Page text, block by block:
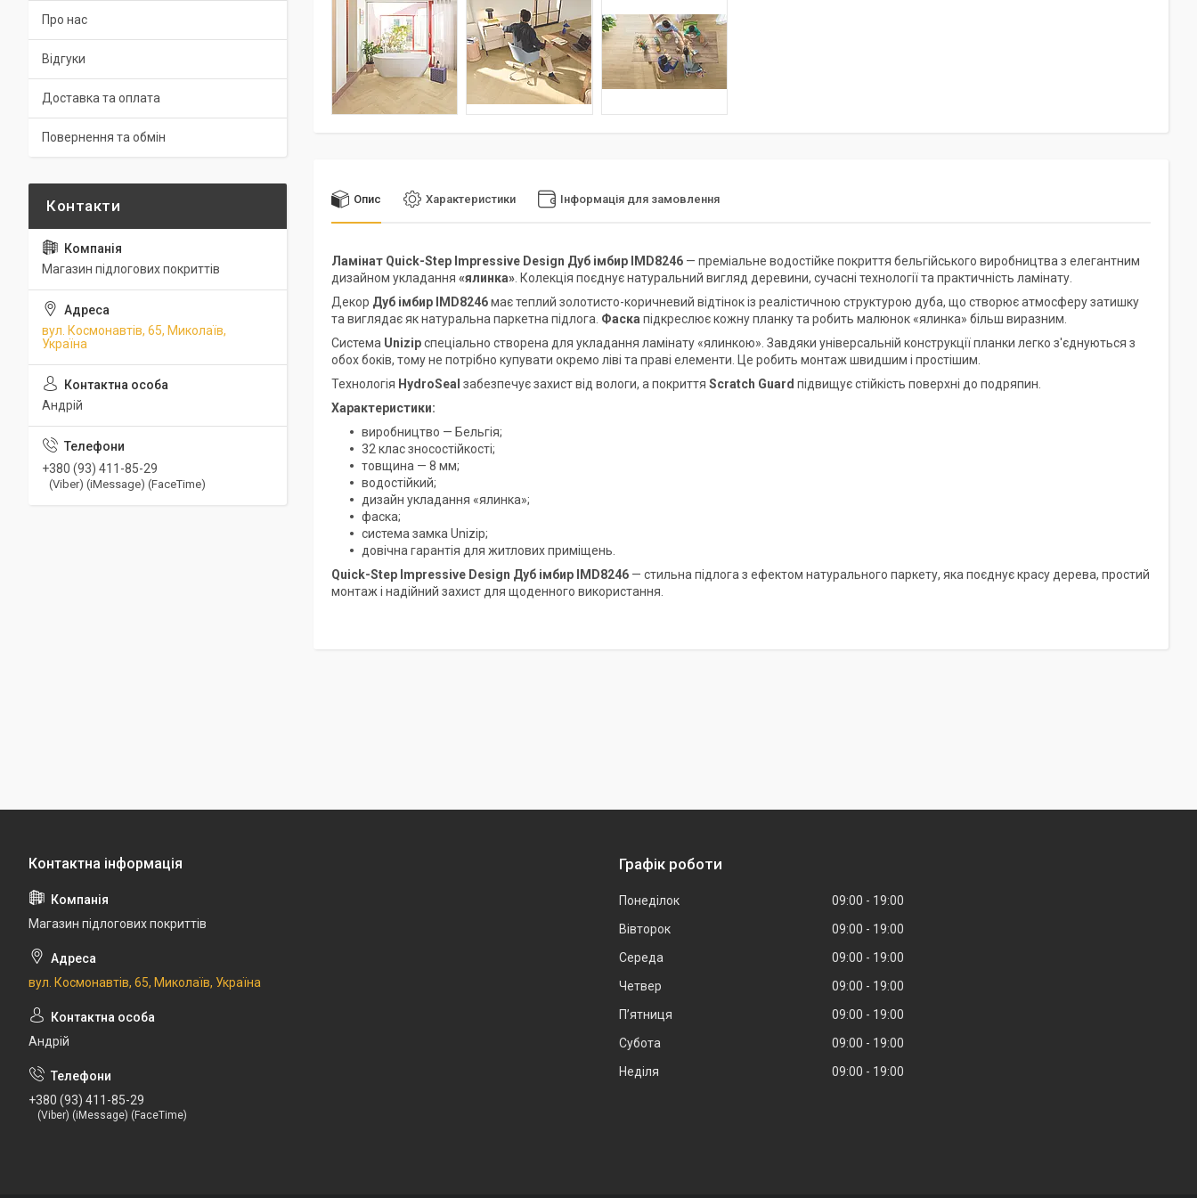
Опис Характеристики Інформація для замовлення
Ламінат Quick-Step Impressive Design Дуб імбир IMD8246 — преміальне водостійке покриття бельгійського виробництва з елегантним
дизайном укладання «ялинка» . Колекція поєднує натуральний вигляд деревини, сучасні технології та практичність ламінату.
Декор Дуб імбир IMD8246має теплий золотисто-коричневий відтінок із реалістичною структурою дуба, що створює атмосферу затишку
та виглядає як натуральна паркетна підлога. Фаска підкреслює кожну планку та робить малюнок «ялинка» більш виразним.
Система Unizipспеціально створена для укладання ламінату «ялинкою». Завдяки універсальній конструкції планки легко з'єднуються з
обох боків, тому не потрібно купувати окремо ліві та праві елементи. Це робить монтаж швидшим і простішим.
Технологія HydroSeal забезпечує захист від вологи, а покриття Scratch Guard підвищує стійкість поверхні до подряпин.
Характеристики:
виробництво — Бельгія;
32 клас зносостійкості;
товщина — 8 мм;
водостійкий;
дизайн укладання «ялинка»;
фаска;
система замка Unizip;
довічна гарантія для житлових приміщень.
Quick-Step Impressive Design Дуб імбир IMD8246 — стильна підлога з ефектом натурального паркету, яка поєднує красу дерева, простий
монтаж і надійний захист для щоденного використання.
Про нас
Відгуки
Доставка та оплата
Повернення та обмін
Магазин підлогових покриттів
вул. Космонавтів, 65, Миколаїв,
Україна
Андрій
+380 (93) 411-85-29
(Viber) (iMessage) (FaceTime)
Магазин підлогових покриттів
вул. Космонавтів, 65, Миколаїв, Україна
Андрій
+380 (93) 411-85-29
(Viber) (iMessage) (FaceTime)
Графік роботи
Понеділок 09:00
19:00
Вівторок
09:00
19:00
Середа
09:00
19:00
Четвер
09:00
19:00
Пʼятниця
09:00
19:00
Субота
09:00
19:00
Неділя
09:00 19:00